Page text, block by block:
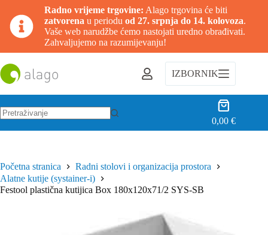
Radno vrijeme trgovine: Alago trgovina će biti
zatvorena u periodu od 27. srpnja do 14. kolovoza.
Vaše web narudžbe ćemo nastojati uredno obrađivati.
Zahvaljujemo na razumijevanju!
na
sadržaj
IZBORNIK
Košarica
0,00€
Početna stranica
Radni stolovi i organizacija prostora
Alatne kutije (systainer-i)
Festool plastična kutijica Box 180x120x71/2 SYS-SB